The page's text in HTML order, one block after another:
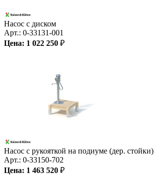
Насос с диском
Арт.: 0-33131-001
Цена: 1 022 250 ₽
Насос с рукояткой на подиуме (дер. стойки)
Арт.: 0-33150-702
Цена: 1 463 520 ₽